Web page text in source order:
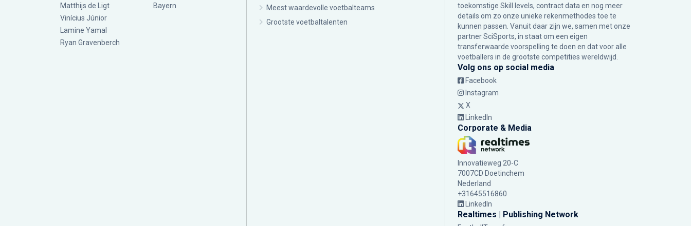
Matthijs de Ligt
Vinícius Júnior
Lamine Yamal
Ryan Gravenberch
Bayern
Meest waardevolle voetbalteams
Grootste voetbaltalenten
toekomstige Skill levels, contract data en nog meer
details om zo onze unieke rekenmethodes toe te
kunnen passen. Vanuit daar zijn we, samen met onze
partner SciSports, in staat om een eigen
transferwaarde voorspelling te doen en dat voor alle
voetballers in de grootste competities wereldwijd.
Volg ons op social media
Facebook
Instagram
X
LinkedIn
Corporate & Media
Innovatieweg 20-C
7007CD Doetinchem
Nederland
+31645516860
LinkedIn
Realtimes | Publishing Network